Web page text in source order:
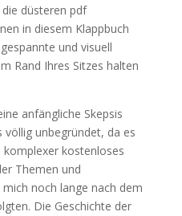
düsteren pdf
in diesem Klappbuch
und visuell
Rand Ihres Sitzes halten
anfängliche Skepsis
völlig unbegründet, da es
komplexer kostenloses
Themen und
noch lange nach dem
Die Geschichte der